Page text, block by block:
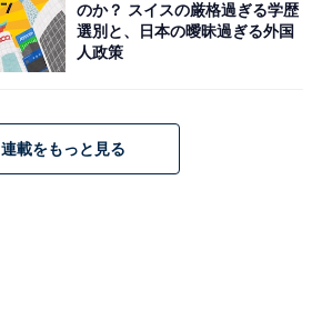
のか？ スイスの厳格過ぎる学歴
選別と、日本の曖昧過ぎる外国
人政策
連載をもっと見る